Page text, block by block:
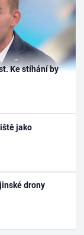
Ke stíhání by
jako
drony